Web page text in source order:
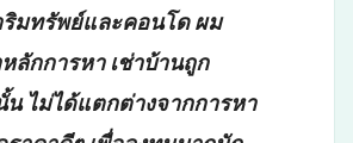
ริมทรัพย์และคอนโด ผม
ลักการหา เช่าบ้านถูก
น ไม่ได้แตกต่างจากการหา